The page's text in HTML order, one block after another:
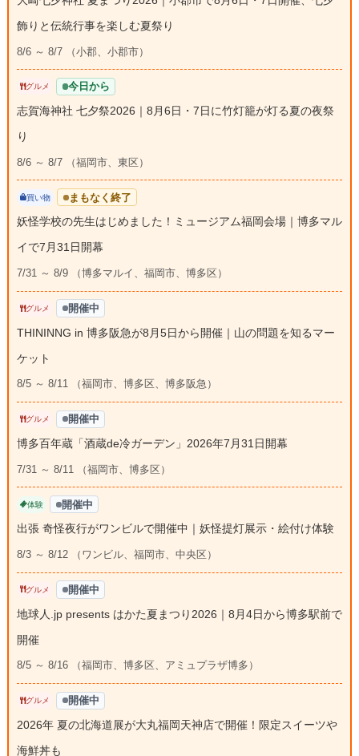
飾りと伝統行事を楽しむ夏祭り
8/6 ～ 8/7 （小郡、小郡市）
グルメ 今日から
志賀海神社 七夕祭2026｜8月6日・7日に竹灯籠が灯る夏の夜祭
り
8/6 ～ 8/7 （福岡市、東区）
買い物 まもなく終了
妖怪学校の先生はじめました！ミュージアム福岡会場｜博多マル
イで7月31日開幕
7/31 ～ 8/9 （博多マルイ、福岡市、博多区）
グルメ 開催中
THININNG in 博多阪急が8月5日から開催｜山の問題を知るマー
ケット
8/5 ～ 8/11 （福岡市、博多区、博多阪急）
グルメ 開催中
博多百年蔵「酒蔵de冷ガーデン」2026年7月31日開幕
7/31 ～ 8/11 （福岡市、博多区）
体験 開催中
出張 奇怪夜行がワンビルで開催中｜妖怪提灯展示・絵付け体験
8/3 ～ 8/12 （ワンビル、福岡市、中央区）
グルメ 開催中
地球人.jp presents はかた夏まつり2026｜8月4日から博多駅前で
開催
8/5 ～ 8/16 （福岡市、博多区、アミュプラザ博多）
グルメ 開催中
2026年 夏の北海道展が大丸福岡天神店で開催！限定スイーツや
海鮮丼も